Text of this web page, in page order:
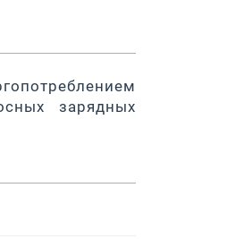
зарядных